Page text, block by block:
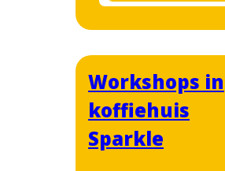
Workshops in
koffiehuis
Sparkle